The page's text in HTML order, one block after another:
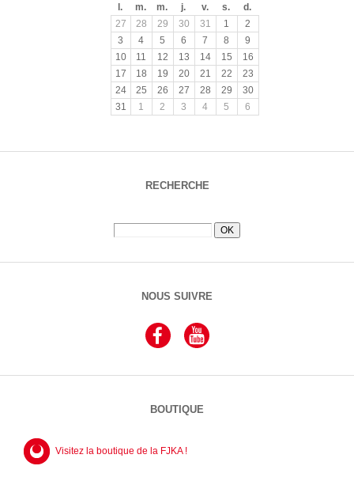
l.
m. m. j. v. s.
d.
27
28 29 30 31 1
2
3
4 5 6 7 8
9
10
11 12 13 14 15
16
17
18 19 20 21 22
23
24
25 26 27 28 29
30
31
1 2 3 4 5 6
RECHERCHE
NOUS SUIVRE
BOUTIQUE
Visitez la boutique de la FJKA !